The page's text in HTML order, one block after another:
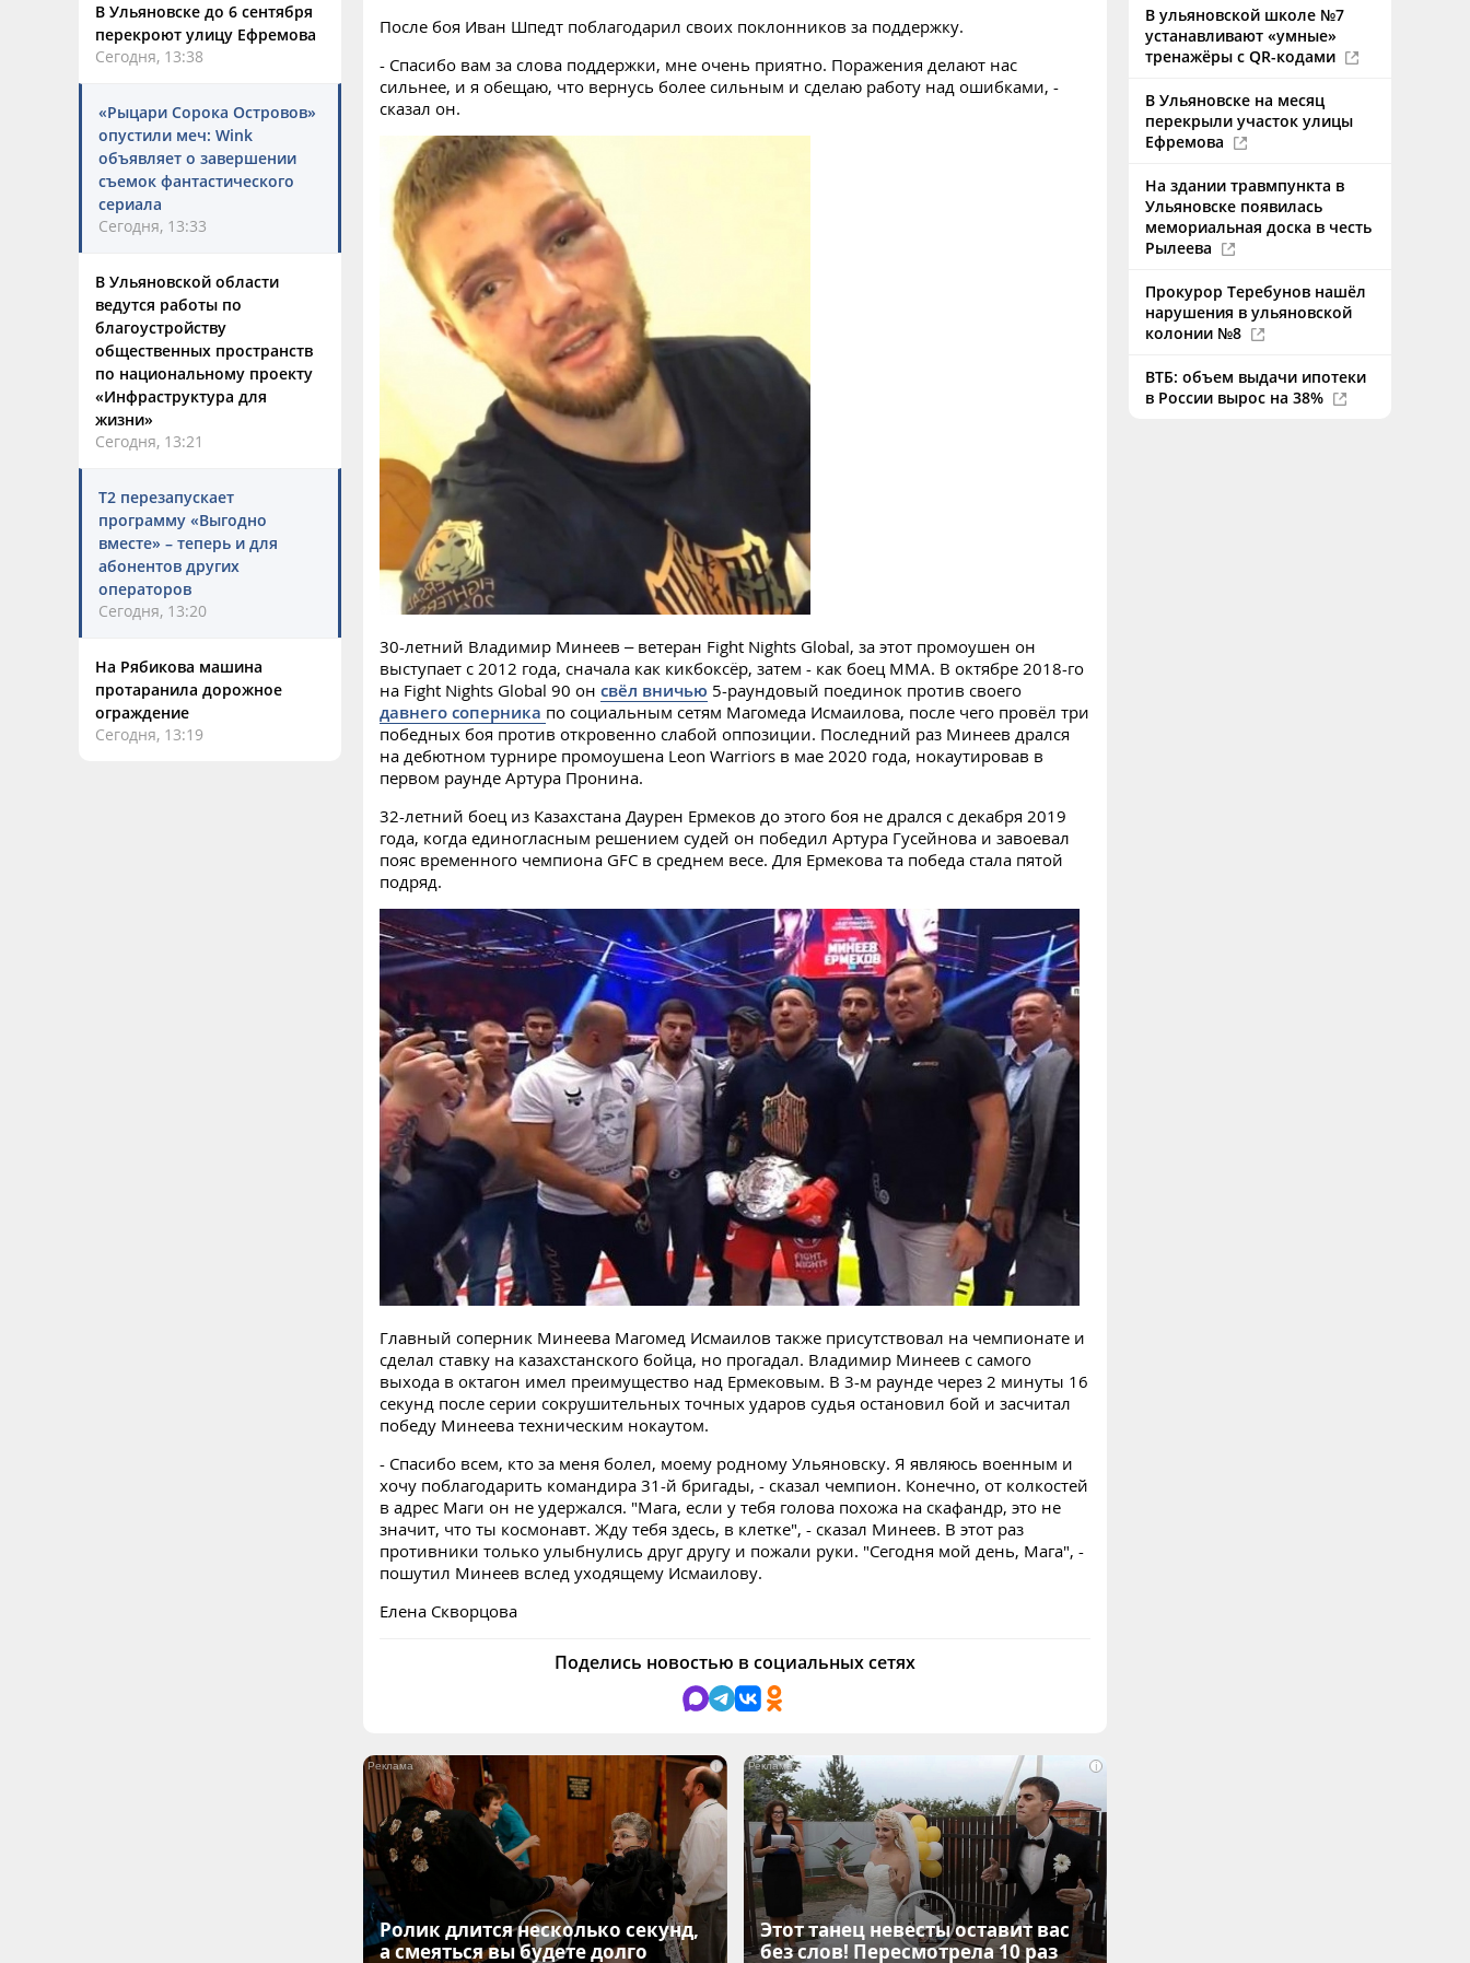
В Ульяновске до 6 сентября
перекроют улицу Ефремова
Сегодня, 13:38
«Рыцари Сорока Островов»
опустили меч: Wink
объявляет о завершении
съемок фантастического
сериала
Сегодня, 13:33
В Ульяновской области
ведутся работы по
благоустройству
общественных пространств
по национальному проекту
«Инфраструктура для
жизни»
Сегодня, 13:21
Т2 перезапускает
программу «Выгодно
вместе» – теперь и для
абонентов других
операторов
Сегодня, 13:20
На Рябикова машина
протаранила дорожное
ограждение
Сегодня, 13:19
После боя Иван Шпедт поблагодарил своих поклонников за поддержку.
- Спасибо вам за слова поддержки, мне очень приятно. Поражения делают нас
сильнее, и я обещаю, что вернусь более сильным и сделаю работу над ошибками, -
сказал он.
30-летний Владимир Минеев – ветеран Fight Nights Global, за этот промоушен он
выступает с 2012 года, сначала как кикбоксёр, затем - как боец ММА. В октябре 2018-го
на Fight Nights Global 90 он свёл вничью 5-раундовый поединок против своего
давнего соперника по социальным сетям Магомеда Исмаилова, после чего провёл три
победных боя против откровенно слабой оппозиции. Последний раз Минеев дрался
на дебютном турнире промоушена Leon Warriors в мае 2020 года, нокаутировав в
первом раунде Артура Пронина.
32-летний боец из Казахстана Даурен Ермеков до этого боя не дрался с декабря 2019
года, когда единогласным решением судей он победил Артура Гусейнова и завоевал
пояс временного чемпиона GFC в среднем весе. Для Ермекова та победа стала пятой
подряд.
Главный соперник Минеева Магомед Исмаилов также присутствовал на чемпионате и
сделал ставку на казахстанского бойца, но прогадал. Владимир Минеев с самого
выхода в октагон имел преимущество над Ермековым. В 3-м раунде через 2 минуты 16
секунд после серии сокрушительных точных ударов судья остановил бой и засчитал
победу Минеева техническим нокаутом.
- Спасибо всем, кто за меня болел, моему родному Ульяновску. Я являюсь военным и
хочу поблагодарить командира 31-й бригады, - сказал чемпион. Конечно, от колкостей
в адрес Маги он не удержался. "Мага, если у тебя голова похожа на скафандр, это не
значит, что ты космонавт. Жду тебя здесь, в клетке", - сказал Минеев. В этот раз
противники только улыбнулись друг другу и пожали руки. "Сегодня мой день, Мага", -
пошутил Минеев вслед уходящему Исмаилову.
Елена Скворцова
Поделись новостью в социальных сетях
i
Ролик длится несколько секунд,
а смеяться вы будете долго
i
Этот танец невесты оставит вас
без слов! Пересмотрела 10 раз
В ульяновской школе №7
устанавливают «умные»
тренажёры с QR-кодами
В Ульяновске на месяц
перекрыли участок улицы
Ефремова
На здании травмпункта в
Ульяновске появилась
мемориальная доска в честь
Рылеева
Прокурор Теребунов нашёл
нарушения в ульяновской
колонии №8
ВТБ: объем выдачи ипотеки
в России вырос на 38%